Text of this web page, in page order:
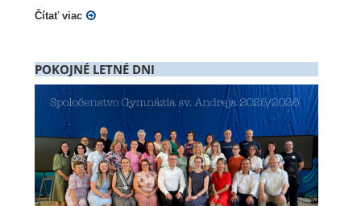
Čítať viac
POKOJNÉ LETNÉ DNI